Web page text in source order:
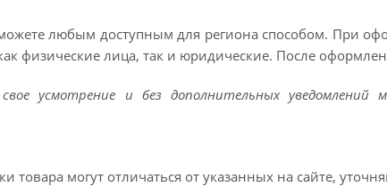
любым доступным для региона способом. При
физические лица, так и юридические. После
усмотрение и без дополнительных
товара могут отличаться от указанных на сайте,